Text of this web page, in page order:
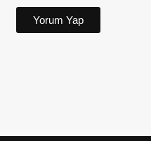
Yorum Yap